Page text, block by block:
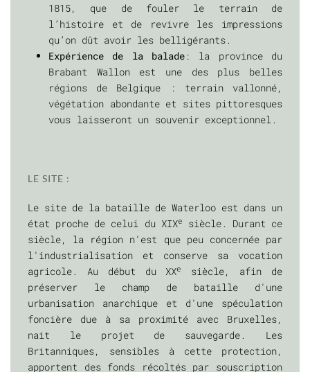
1815, que de fouler le terrain de
l’histoire et de revivre les impressions
qu’on dût avoir les belligérants.
Expérience de la balade : la province du
Brabant Wallon est une des plus belles
régions de Belgique : terrain vallonné,
végétation abondante et sites pittoresques
vous laisseront un souvenir exceptionnel.
LE SITE :
Le site de la bataille de Waterloo est dans un
état proche de celui du XIXe
siècle. Durant ce
siècle, la région n'est que peu concernée par
l'industrialisation et conserve sa vocation
agricole. Au début du XXe
siècle, afin de
préserver le champ de bataille d'une
urbanisation anarchique et d'une spéculation
foncière due à sa proximité avec Bruxelles,
nait le projet de sauvegarde. Les
Britanniques, sensibles à cette protection,
apportent des fonds récoltés par souscription